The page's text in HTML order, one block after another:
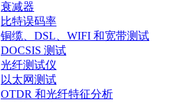
衰减器
比特误码率
铜缆、DSL、WIFI 和宽带测试
DOCSIS 测试
光纤测试仪
以太网测试
OTDR 和光纤特征分析